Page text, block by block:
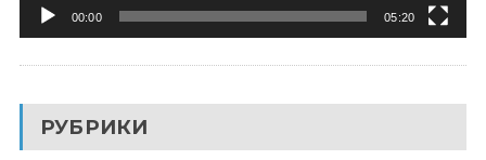
00:00 05:20
РУБРИКИ